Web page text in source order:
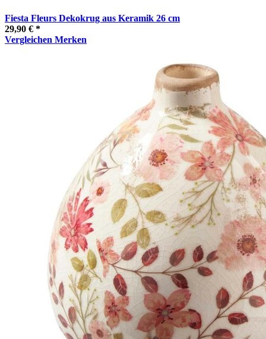
Fiesta Fleurs Dekokrug aus Keramik 26 cm
29,90 € *
Vergleichen Merken